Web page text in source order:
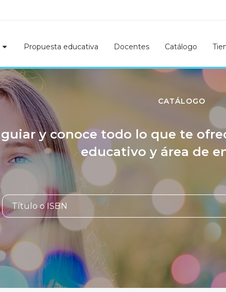
Propuesta educativa Docentes Catálogo
CATÁLOGO
y conoce todo lo que te
educativo y área de